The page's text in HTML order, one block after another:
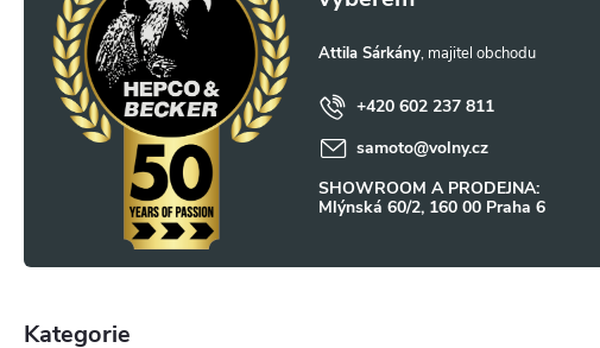
Attila Sárkány
+420 602 237 811
samoto@volny.cz
SHOWROOM A PRODEJNA:
Mlýnská 60/2, 160 00 Praha 6
Přeskočit
Kategorie